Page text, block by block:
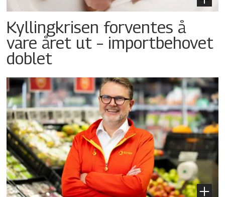
Kyllingkrisen forventes å
vare året ut – importbehovet
doblet